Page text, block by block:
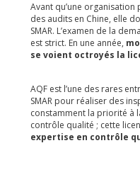
Avant qu’une
des audits en Chine, elle
SMAR. L’examen de la
est strict. En une année,
se voient octroyés la
AQF est l’une des rares
SMAR pour réaliser des
constamment la priorité à
contrôle qualité ; cette
expertise en contrôle